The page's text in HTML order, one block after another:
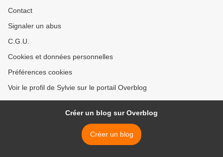
Contact
Signaler un abus
C.G.U.
Cookies et données personnelles
Préférences cookies
Voir le profil de Sylvie sur le portail Overblog
Créer un blog sur Overblog
Créer un blog